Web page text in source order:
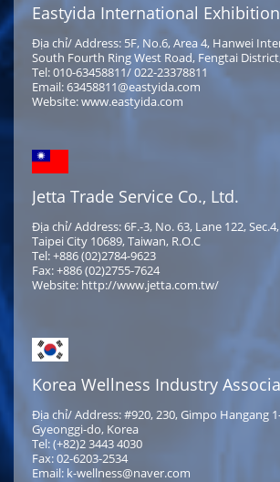
Eastyida International
Địa chỉ/ Address: 5F, No.6, Area 4, Hanwei
South Fourth Ring West Road, Fengtai
Tel: 010-63458811/ 022-23378811
Email: 63458811@eastyida.com
Website: www.eastyida.com
Jetta Trade Service Co., Ltd.
Địa chỉ/ Address: 6F.-3, No. 63, Lane 122,
Taipei City 10689, Taiwan, R.O.C
Tel: +886 (02)2784-9623
Fax: +886 (02)2755-7624
Website: http://www.jetta.com.tw/
Korea Wellness Industry
Địa chỉ/ Address: #920, 230, Gimpo Hangang
Gyeonggi-do, Korea
Tel: (+82)2 3443 4030
Fax: 02-6203-2534
Email: k-wellness@naver.com